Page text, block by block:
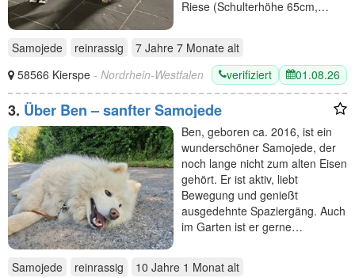
Riese (Schulterhöhe 65cm,…
Samojede reinrassig 7 Jahre 7 Monate alt
58566 Kierspe - Nordrhein-Westfalen verifiziert 01.08.26
3. Über Ben – sanfter Samojede
Ben, geboren ca. 2016, ist ein
wunderschöner Samojede, der
noch lange nicht zum alten Eisen
gehört. Er ist aktiv, liebt
Bewegung und genießt
ausgedehnte Spaziergäng. Auch
im Garten ist er gerne…
Samojede reinrassig 10 Jahre 1 Monat alt